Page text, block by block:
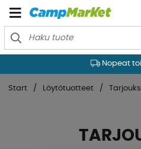
Nopeat
Start Löytötuotteet